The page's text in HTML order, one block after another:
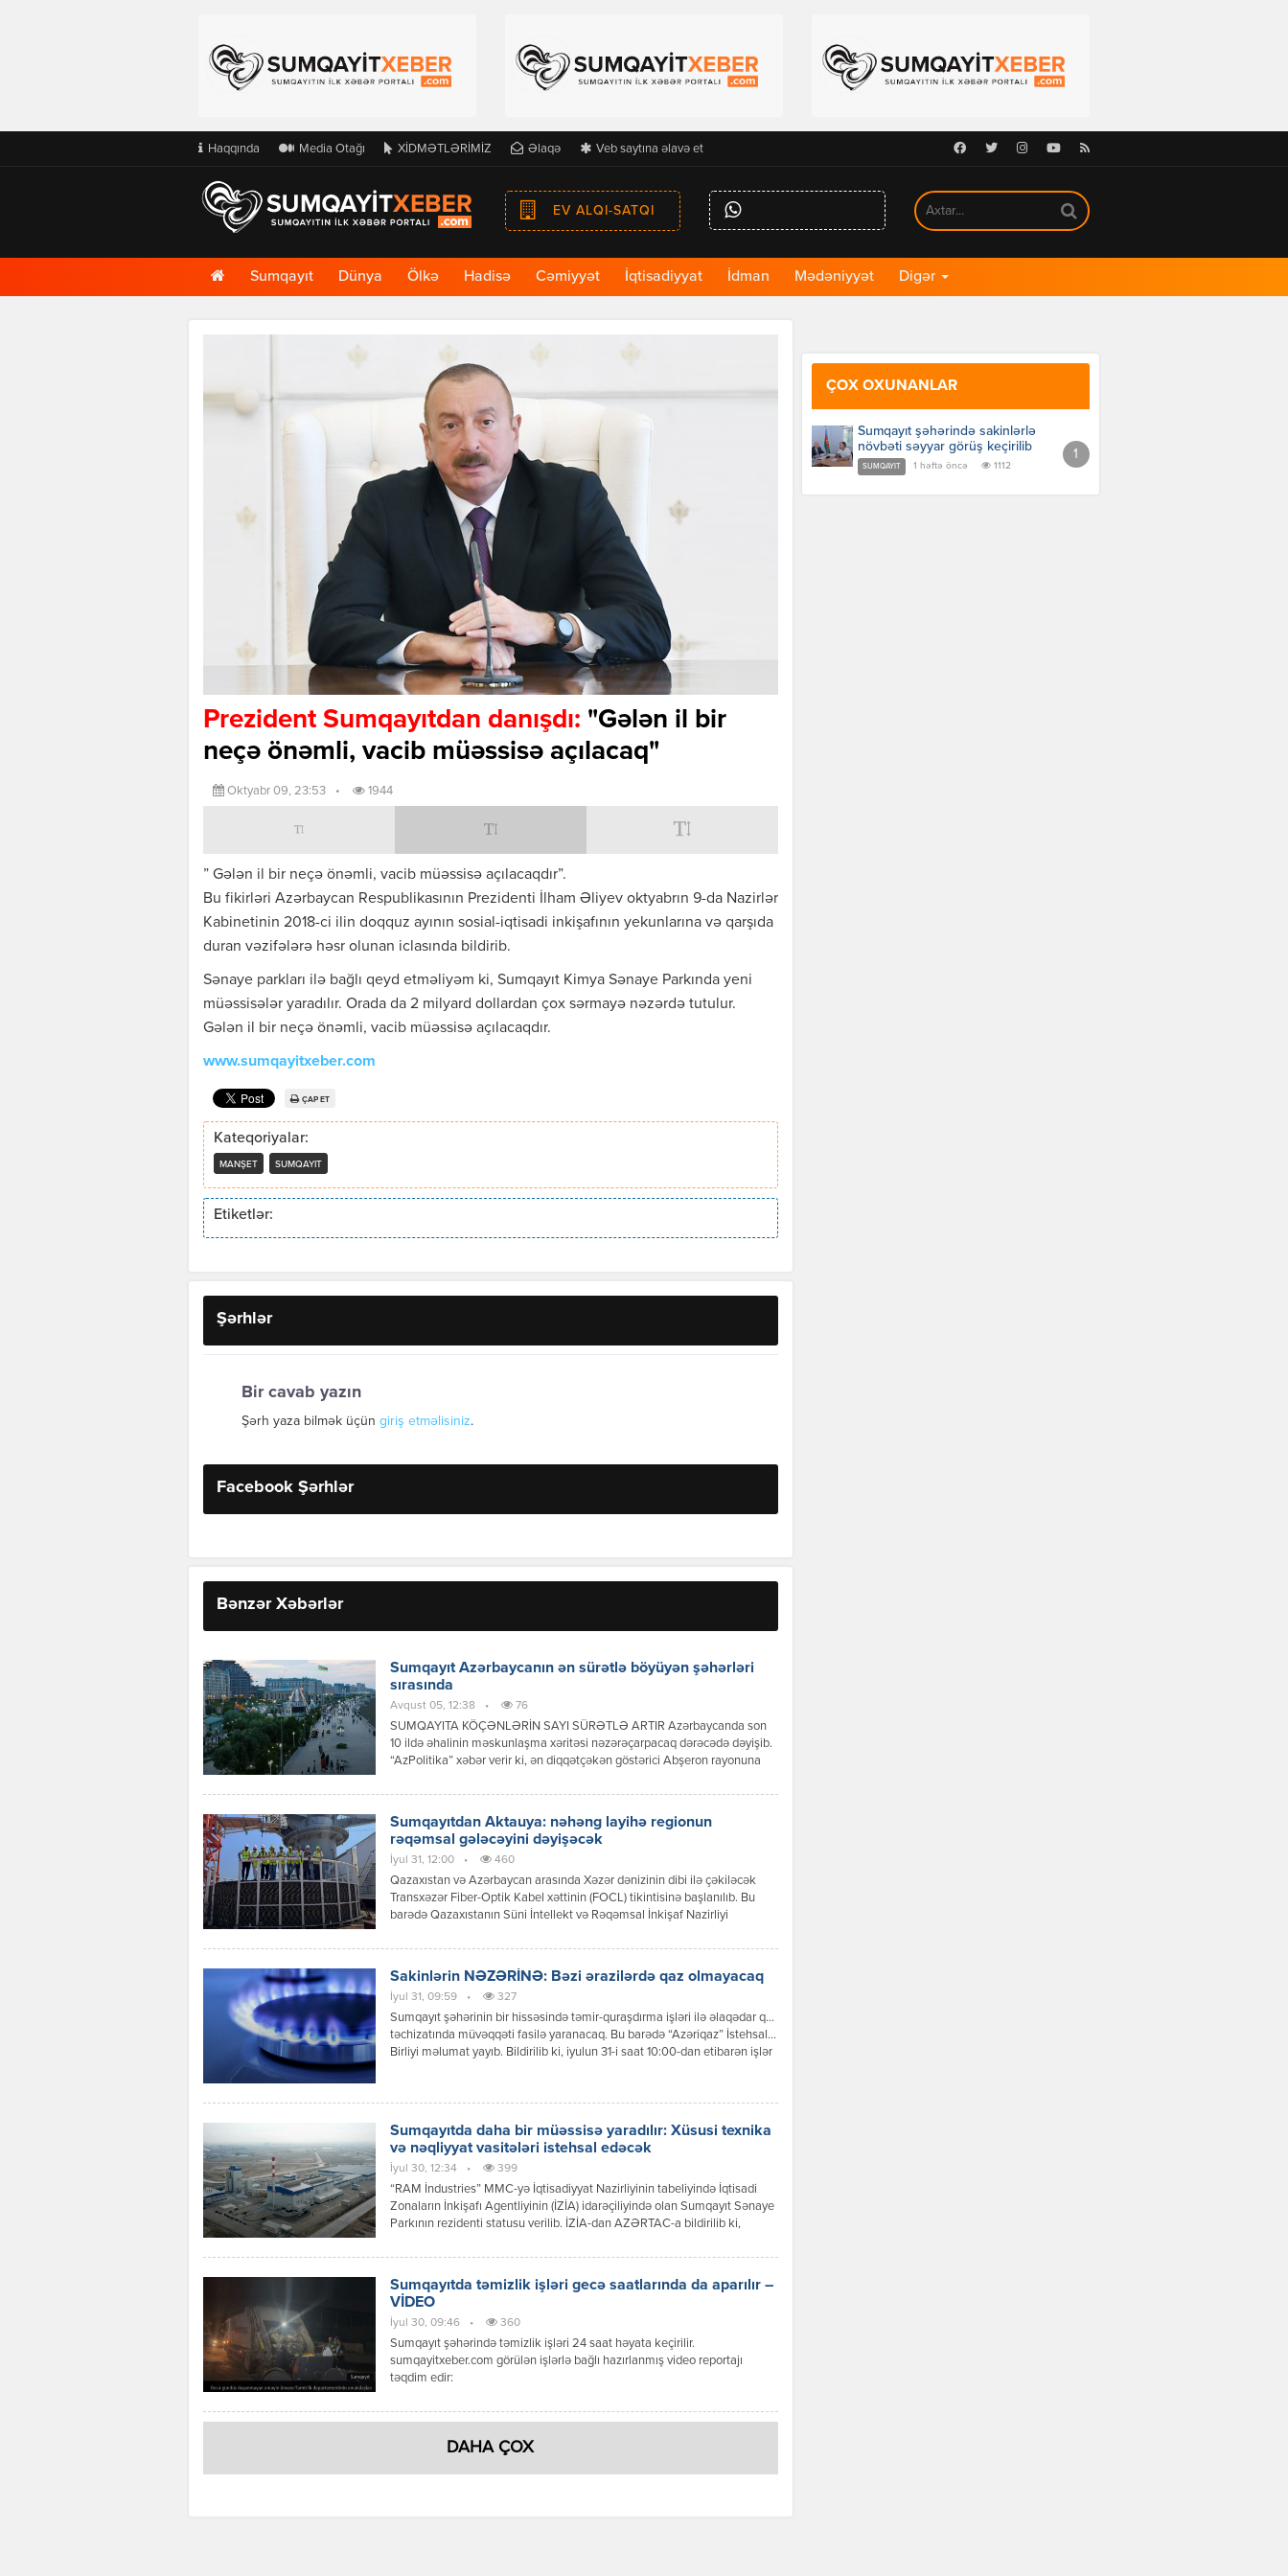
Haqqında Media Otağı XİDMƏTLƏRİMİZ Əlaqə Veb saytına əlavə et Facebook
TwitterInstagramYoutubeRSS
EV ALQI-SATQI
Ana
Səhifə
Sumqayıt Dünya Ölkə Hadisə Cəmiyyət İqtisadiyyat İdman Mədəniyyət Digər
Prezident Sumqayıtdan danışdı: "Gələn il bir
neçə önəmli, vacib müəssisə açılacaq"
Oktyabr 09, 23:53 • 1944
” Gələn il bir neçə önəmli, vacib müəssisə açılacaqdır”.
Bu fikirləri Azərbaycan Respublikasının Prezidenti İlham Əliyev oktyabrın 9-da Nazirlər
Kabinetinin 2018-ci ilin doqquz ayının sosial-iqtisadi inkişafının yekunlarına və qarşıda
duran vəzifələrə həsr olunan iclasında bildirib.
Sənaye parkları ilə bağlı qeyd etməliyəm ki, Sumqayıt Kimya Sənaye Parkında yeni
müəssisələr yaradılır. Orada da 2 milyard dollardan çox sərmayə nəzərdə tutulur.
Gələn il bir neçə önəmli, vacib müəssisə açılacaqdır.
www.sumqayitxeber.com
ÇAP ET
Kateqoriyalar:
MANŞET SUMQAYIT
Etiketlər:
Şərhlər
Bir cavab yazın
Şərh yaza bilmək üçün giriş etməlisiniz.
Facebook Şərhlər
Bənzər Xəbərlər
Sumqayıt Azərbaycanın ən sürətlə böyüyən şəhərləri
sırasında
Avqust 05, 12:38 • 76
SUMQAYITA KÖÇƏNLƏRİN SAYI SÜRƏTLƏ ARTIR Azərbaycanda son
10 ildə əhalinin məskunlaşma xəritəsi nəzərəçarpacaq dərəcədə dəyişib.
“AzPolitika” xəbər verir ki, ən diqqətçəkən göstərici Abşeron rayonuna
nümayiş etdirib. Bu artımın əsas səbəbləri Bakının genişlənməsi, yeni
paytaxtda mənzil qiymətlərinin yüksək […]
Sumqayıtdan Aktauya: nəhəng layihə regionun
rəqəmsal gələcəyini dəyişəcək
İyul 31, 12:00 • 460
Qazaxıstan və Azərbaycan arasında Xəzər dənizinin dibi ilə çəkiləcək
Transxəzər Fiber-Optik Kabel xəttinin (FOCL) tikintisinə başlanılıb. Bu
barədə Qazaxıstanın Süni İntellekt və Rəqəmsal İnkişaf Nazirliyi
həmçinin ümumi çəkisi 600 ton olan üç iri kabel səbəti xüsusi logistika
Sakinlərin NƏZƏRİNƏ: Bəzi ərazilərdə qaz olmayacaq
İyul 31, 09:59 • 327
Sumqayıt şəhərinin bir hissəsində təmir-quraşdırma işləri ilə əlaqədar qaz
təchizatında müvəqqəti fasilə yaranacaq. Bu barədə “Azəriqaz” İstehsalat
Birliyi məlumat yayıb. Bildirilib ki, iyulun 31-i saat 10:00-dan etibarən işlər
Sumqayıtda daha bir müəssisə yaradılır: Xüsusi texnika
və nəqliyyat vasitələri istehsal edəcək
İyul 30, 12:34 • 399
“RAM İndustries” MMC-yə İqtisadiyyat Nazirliyinin tabeliyində İqtisadi
Zonaların İnkişafı Agentliyinin (İZİA) idarəçiliyində olan Sumqayıt Sənaye
Parkının rezidenti statusu verilib. İZİA-dan AZƏRTAC-a bildirilib ki,
vasitələrinin istehsalı və yığımı layihəsi çərçivəsində 200-dən çox daimi iş
Sumqayıtda təmizlik işləri gecə saatlarında da aparılır –
VİDEO
İyul 30, 09:46 • 360
Sumqayıt şəhərində təmizlik işləri 24 saat həyata keçirilir.
sumqayitxeber.com görülən işlərlə bağlı hazırlanmış video reportajı
təqdim edir:
DAHA ÇOX
ÇOX OXUNANLAR
Sumqayıt şəhərində sakinlərlə
növbəti səyyar görüş keçirilib
SUMQAYIT 1 həftə öncə 1112